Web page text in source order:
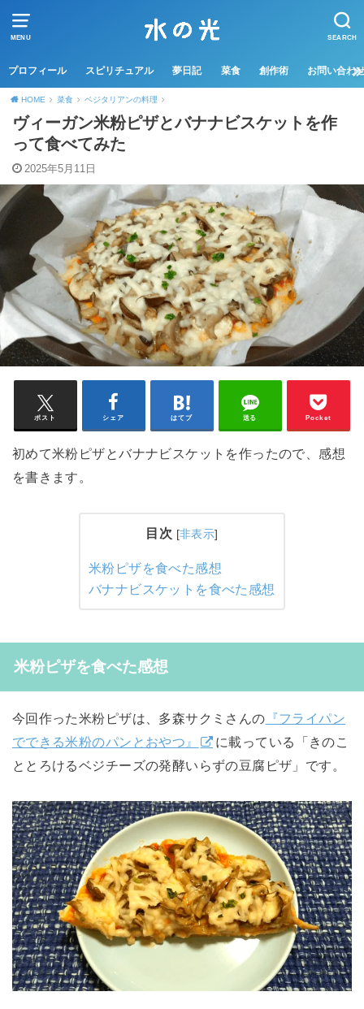
MENU SEARCH
プロフィール スピリチュアル 夢日記 菜食 創作術 お問い合わ
HOME 菜食 ベジタリアンの料理
ヴィーガン米粉ピザとバナナビスケットを作
って食べてみた
2025年5月11日
ポスト シェア はてブ 送る Pocket
初めて米粉ピザとバナナビスケットを作ったので、感想
を書きます。
目次 [非表示]
米粉ピザを食べた感想
バナナビスケットを食べた感想
米粉ピザを食べた感想
今回作った米粉ピザは、多森サクミさんの 『フライパン
でできる米粉のパンとおやつ』
に載っている「きのこ
ととろけるベジチーズの発酵いらずの豆腐ピザ」です。